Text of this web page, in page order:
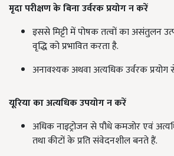
मृदा परीक्षण के बिना उर्वरक प्रयोग न करें
इससे मिट्टी में पोषक तत्वों का असंतुलन
वृद्धि को प्रभावित करता है.
अनावश्यक अथवा अत्यधिक उर्वरक प्रयोग
यूरिया का अत्यधिक उपयोग न करें
अधिक नाइट्रोजन से पौधे कमजोर एवं
तथा कीटों के प्रति संवेदनशील बनते हैं.